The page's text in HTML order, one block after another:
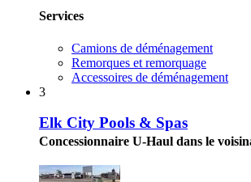
Services
Camions de déménagement
Remorques et remorquage
Accessoires de déménagement
3
Elk City Pools & Spas
Concessionnaire U-Haul dans le